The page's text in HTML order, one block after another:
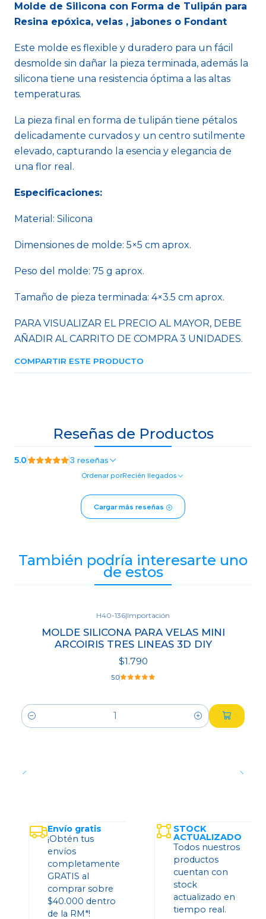
Molde de Silicona con Forma de Tulipán para
Resina epóxica, velas , jabones o Fondant
Este molde es flexible y duradero para un fácil
desmolde sin dañar la pieza terminada, además la
silicona tiene una resistencia óptima a las altas
temperaturas.
La pieza final en forma de tulipán tiene pétalos
delicadamente curvados y un centro sutilmente
elevado, capturando la esencia y elegancia de
una flor real.
Especificaciones:
Material: Silicona
Dimensiones de molde: 5×5 cm aprox.
Peso del molde: 75 g aprox.
Tamaño de pieza terminada: 4×3.5 cm aprox.
PARA VISUALIZAR EL PRECIO AL MAYOR, DEBE
AÑADIR AL CARRITO DE COMPRA 3 UNIDADES.
COMPARTIR ESTE PRODUCTO
Reseñas de Productos
5.0 3 reseñas
Ordenar porRecién llegados
Cargar más reseñas
También podría interesarte uno
de estos
H40-136|Importación
MOLDE SILICONA PARA VELAS MINI
ARCOIRIS TRES LINEAS 3D DIY
$1.790
5.0
Cantidad
Envío gratis
¡Obtén tus
envíos
completamente
GRATIS al
comprar sobre
$40.000 dentro
de la RM*!
STOCK
ACTUALIZADO
Todos nuestros
productos
cuentan con
stock
actualizado en
tiempo real.